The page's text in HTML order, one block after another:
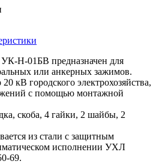
Н-01БВ предназначен для
или анкерных зажимов.
кВ городского электрохозяйства,
с помощью монтажной
скоба, 4 гайки, 2 шайбы, 2
из стали с защитным
исполнении УХЛ
69.